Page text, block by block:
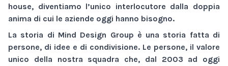
house, diventiamo l’unico interlocutore dalla doppia
anima di cui le aziende oggi hanno bisogno.
La storia di Mind Design Group è una storia fatta di
persone, di idee e di condivisione. Le persone, il valore
unico della nostra squadra che, dal 2003 ad oggi